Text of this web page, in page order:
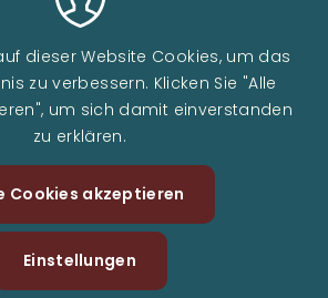
dieser Website Cookies, um das
zu verbessern. Klicken Sie "Alle
um sich damit einverstanden
zu erklären.
Cookies akzeptieren
Einstellungen